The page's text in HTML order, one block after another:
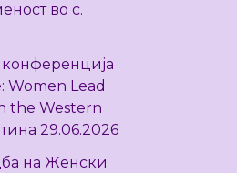
во с.
конференција
Women Lead
the Western
29.06.2026
на Женски